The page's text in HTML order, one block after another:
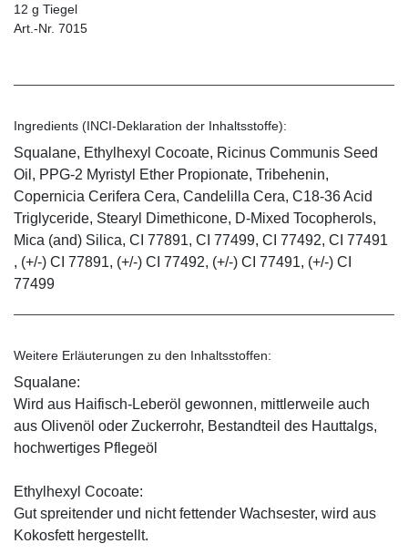
12 g Tiegel
Art.-Nr. 7015
Ingredients (INCI-Deklaration der Inhaltsstoffe):
Squalane, Ethylhexyl Cocoate, Ricinus Communis Seed
Oil, PPG-2 Myristyl Ether Propionate, Tribehenin,
Copernicia Cerifera Cera, Candelilla Cera, C18-36 Acid
Triglyceride, Stearyl Dimethicone, D-Mixed Tocopherols,
Mica (and) Silica, CI 77891, CI 77499, CI 77492, CI 77491
, (+/-) CI 77891, (+/-) CI 77492, (+/-) CI 77491, (+/-) CI
77499
Weitere Erläuterungen zu den Inhaltsstoffen:
Squalane:
Wird aus Haifisch-Leberöl gewonnen, mittlerweile auch
aus Olivenöl oder Zuckerrohr, Bestandteil des Hauttalgs,
hochwertiges Pflegeöl
Ethylhexyl Cocoate:
Gut spreitender und nicht fettender Wachsester, wird aus
Kokosfett hergestellt.